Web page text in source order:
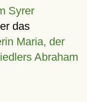
Syrer
das
Maria, der
Abraham